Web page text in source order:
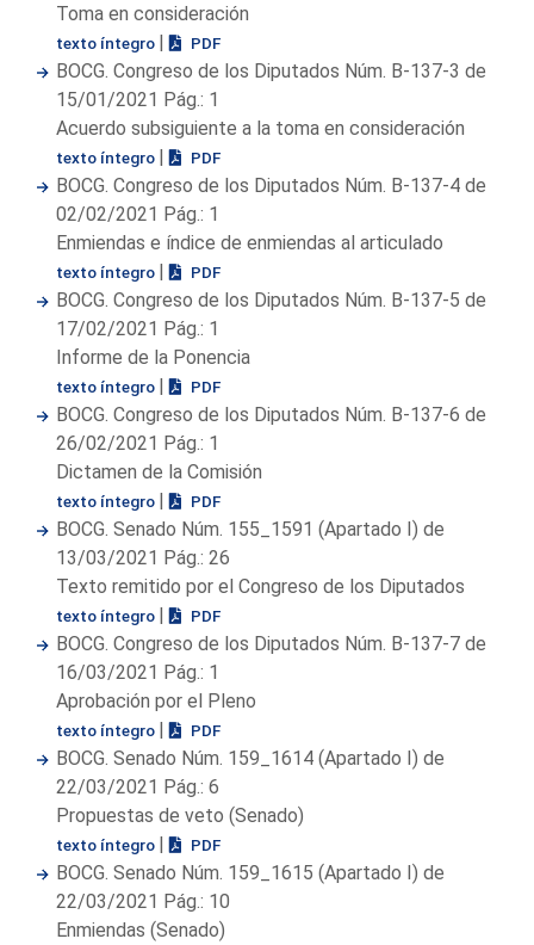
Toma en consideración
texto íntegro | PDF
BOCG. Congreso de los Diputados Núm. B-137-3 de
15/01/2021 Pág.: 1
Acuerdo subsiguiente a la toma en consideración
texto íntegro | PDF
BOCG. Congreso de los Diputados Núm. B-137-4 de
02/02/2021 Pág.: 1
Enmiendas e índice de enmiendas al articulado
texto íntegro | PDF
BOCG. Congreso de los Diputados Núm. B-137-5 de
17/02/2021 Pág.: 1
Informe de la Ponencia
texto íntegro | PDF
BOCG. Congreso de los Diputados Núm. B-137-6 de
26/02/2021 Pág.: 1
Dictamen de la Comisión
texto íntegro | PDF
BOCG. Senado Núm. 155_1591 (Apartado I) de
13/03/2021 Pág.: 26
Texto remitido por el Congreso de los Diputados
texto íntegro | PDF
BOCG. Congreso de los Diputados Núm. B-137-7 de
16/03/2021 Pág.: 1
Aprobación por el Pleno
texto íntegro | PDF
BOCG. Senado Núm. 159_1614 (Apartado I) de
22/03/2021 Pág.: 6
Propuestas de veto (Senado)
texto íntegro | PDF
BOCG. Senado Núm. 159_1615 (Apartado I) de
22/03/2021 Pág.: 10
Enmiendas (Senado)